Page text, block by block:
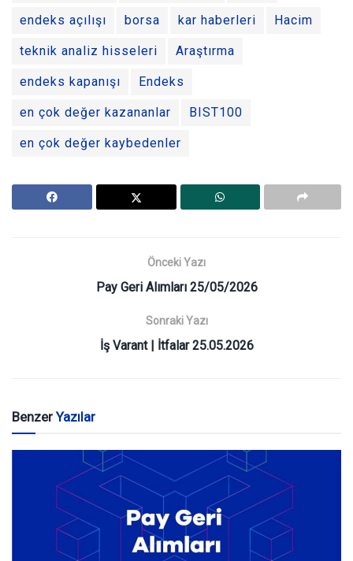
endeks açılışı borsa kar haberleri Hacim
teknik analiz hisseleri Araştırma
endeks kapanışı Endeks
en çok değer kazananlar BIST100
en çok değer kaybedenler
Önceki Yazı
Pay Geri Alımları 25/05/2026
Sonraki Yazı
İş Varant | İtfalar 25.05.2026
BenzerYazılar